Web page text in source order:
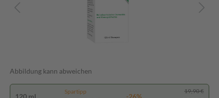
Abbildung kann abweichen
120 ml
Spartipp
-26%
19,90 €